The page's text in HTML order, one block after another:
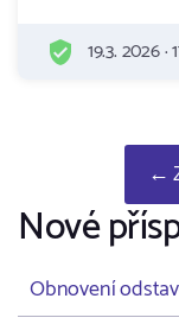
19.3. 2026 ·
←
Nové
Obnovení